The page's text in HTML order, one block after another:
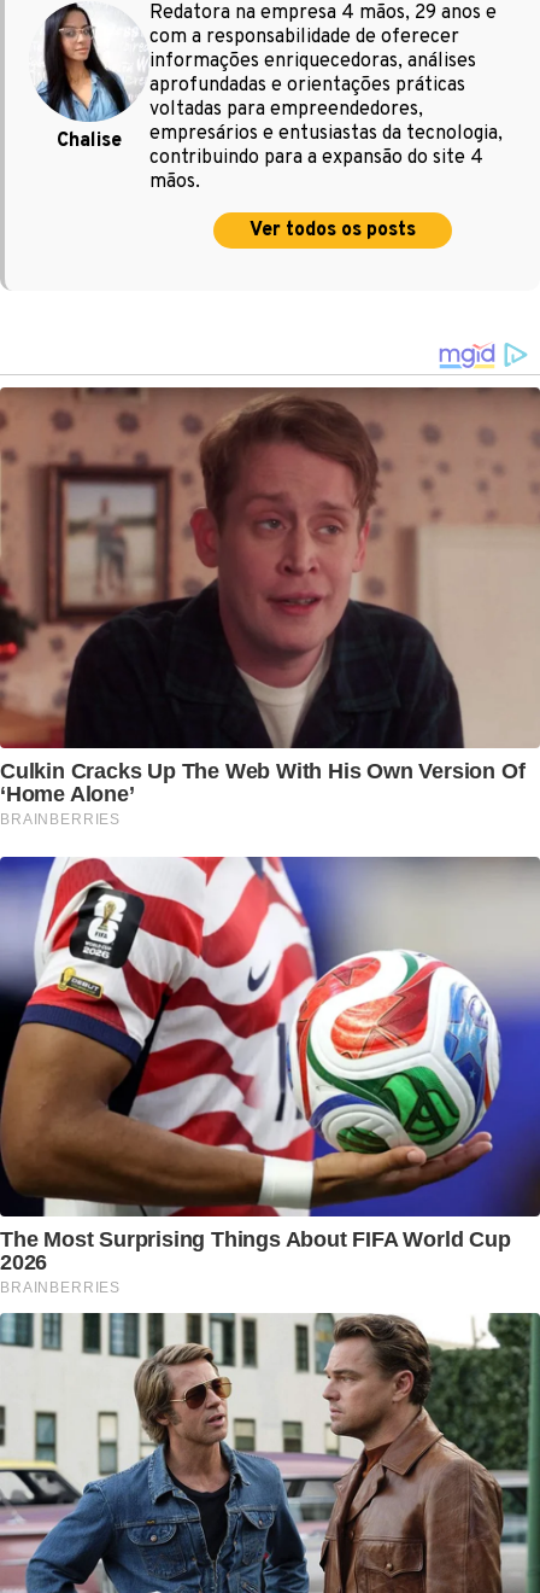
Chalise
Redatora na empresa 4 mãos, 29 anos e
com a responsabilidade de oferecer
informações enriquecedoras, análises
aprofundadas e orientações práticas
voltadas para empreendedores,
empresários e entusiastas da tecnologia,
contribuindo para a expansão do site 4
mãos.
Ver todos os posts